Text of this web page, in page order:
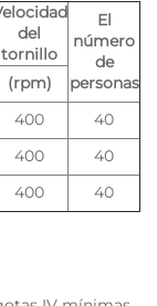
del
tornillo
El
número
de
personas
(rpm)
400
40
400
40
400 40